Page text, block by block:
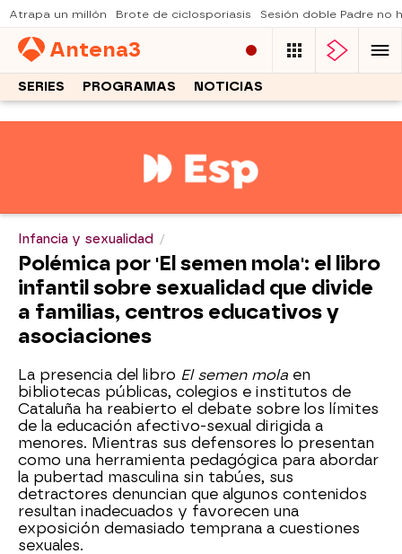
Atrapa un millón Brote de ciclosporiasis Sesión doble Padre no
Antena3
SERIES PROGRAMAS NOTICIAS
Infancia y sexualidad
Polémica por 'El semen mola': el libro
infantil sobre sexualidad que divide
a familias, centros educativos y
asociaciones
La presencia del libro El semen mola en
bibliotecas públicas, colegios e institutos de
Cataluña ha reabierto el debate sobre los límites
de la educación afectivo-sexual dirigida a
menores. Mientras sus defensores lo presentan
como una herramienta pedagógica para abordar
la pubertad masculina sin tabúes, sus
detractores denuncian que algunos contenidos
resultan inadecuados y favorecen una
exposición demasiado temprana a cuestiones
sexuales.